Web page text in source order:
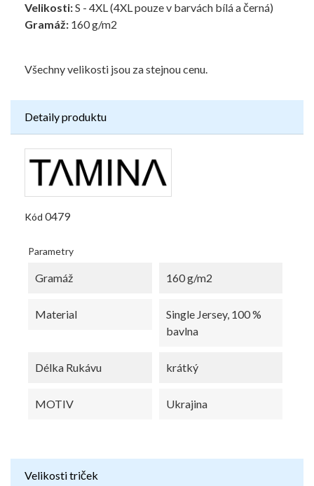
Velikosti:S - 4XL (4XL pouze v barvách bílá a černá)
Gramáž: 160 g/m2
Všechny velikosti jsou za stejnou cenu.
Detaily produktu
Kód 0479
Parametry
Gramáž 160 g/m2
Material
Single Jersey, 100 %
bavlna
Délka Rukávu krátký
MOTIV Ukrajina
Velikosti triček